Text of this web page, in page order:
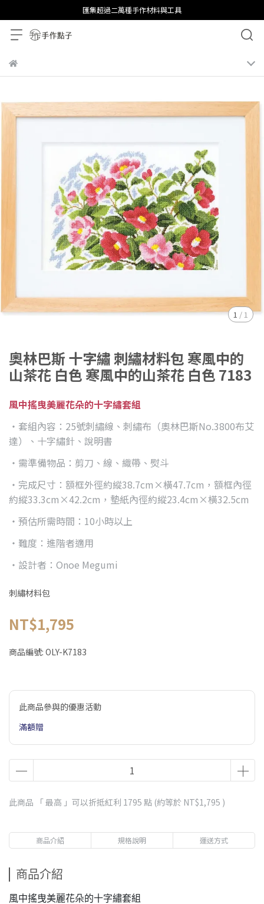
匯集超過二萬種手作材料與工具
1 / 1
奧林巴斯 十字繡 刺繡材料包 寒風中的
山茶花 白色 寒風中的山茶花 白色 7183
風中搖曳美麗花朵的十字繡套組
・套組內容：25號刺繡線、刺繡布（奧林巴斯No.3800布艾
達）、十字繡針、說明書
・需準備物品：剪刀、線、織帶、熨斗
・完成尺寸：額框外徑約縱38.7cm×橫47.7cm，額框內徑
約縱33.3cm×42.2cm，墊紙內徑約縱23.4cm×橫32.5cm
・預估所需時間：10小時以上
・難度：進階者適用
・設計者：Onoe Megumi
刺繡材料包
NT$1,795
商品編號: OLY-K7183
此商品參與的優惠活動
滿額贈
此商品 「 最高 」可以折抵紅利 1795 點 (約等於 NT$1,795 )
商品介紹 規格說明 運送方式
商品介紹
風中搖曳美麗花朵的十字繡套組